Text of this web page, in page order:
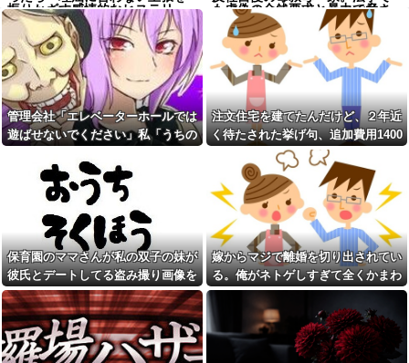
振りかざす感情的なヒステリー
女」と言いふらされて・・・
退職してしばらく経った頃、
元職場の取引先から連絡が来
た。話を聞くと納得できない内
容で…
義両親「空き家になるし住ん
でいいよ」私たち「じゃあお言
葉に甘えて…」→引っ越した途
端、予想外の出来事が待ってい
て…
予定より早めに家に帰宅。リ
ビングに「裸の嫁」と男がい
た。まさかの不倫現場に遭遇...
進学クラスで教師への不満を
抱えていた中学生。悩んだ末に
取った行動が大人にも響くもの
で…
彼の同期の嫁が子供を産ん
だ。すると、彼が「出産祝いに
人生ゲームをあげるんだ！」と
話してきて...
【速報】れいわ新選組さん
「いのちの党」に改名ｗｗｗｗ
ｗｗｗｗ
も虚偽の金銭要求と暴力で脅さ
れトラウマに…祖母の死をきっ
かけに恐怖の親戚と「永久絶
縁」を決意←自分の身の安全を
最優先にして大正解
飲酒強要・スーパーで盗み・
反社自慢の毒叔母一家。法事で
も虚偽の金銭要求と暴力で脅さ
れトラウマに…祖母の死をきっ
かけに恐怖の親戚と「永久絶
縁」を決意←自分の身の安全を
最優先にして大正解
コインランドリーで私物の乾
燥機シートを「ご自由にどうぞ
だろw」と勝手に盗もうとした
DQN夫婦！注意したら「は？名
前かいてないんですけど」と逆
ギレ
ジャンポケ斉藤「同意があっ
たんです。本当です。信じて下
さい」 ←何でこの主張が通ら
父がﾀﾋんだ翌日、彼女から
「今日はつきあって半年の記念
日だね！おめでとう！」とメー
ルが来た。それから連絡は無視
管理会社「エレベーターホールでは
遊ばせないでください」私「うちの
の展開になり…
注文住宅を建てたんだけど、２年近
く待たされた挙げ句、追加費用1400
万請求された。流石におかしいよ
ね？
保育園のママさんが私の双子の妹が
彼氏とデートしてる盗み撮り画像を
見せて「あとはわかるよね？とりあ
えず5万を家に持ってきて」と脅し
てきた
嫁からマジで離婚を切り出されてい
る。俺がネトゲしすぎて全くかまわ
なかったのが原因らしく...